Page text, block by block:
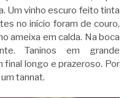
Um vinho escuro feito tinta
no início foram de couro,
ameixa em calda. Na boca
Taninos em grande
final longo e prazeroso. Por
tannat.